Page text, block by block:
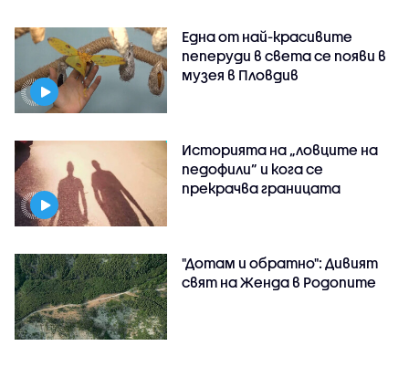
Една от най-красивите
пеперуди в света се появи в
музея в Пловдив
Историята на „ловците на
педофили” и кога се
прекрачва границата
"Дотам и обратно": Дивият
свят на Женда в Родопите